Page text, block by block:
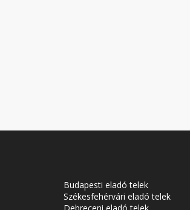
Budapesti eladó telek
Székesfehérvári eladó telek